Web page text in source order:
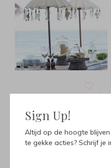
Sign Up!
Altijd op de hoogte
te gekke acties? Schrijf je
tafelmodel
Incl. btw